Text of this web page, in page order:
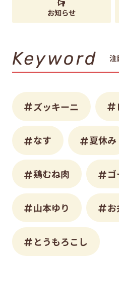
お知らせ
Keyword 注
ズッキーニ
なす 夏休み
鶏むね肉
山本ゆり お
とうもろこし